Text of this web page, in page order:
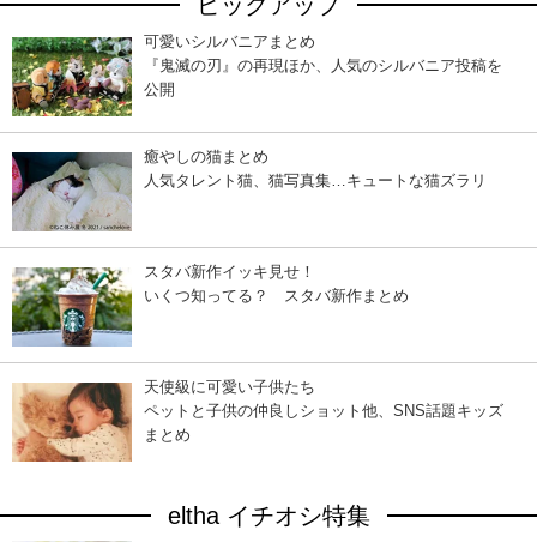
可愛いシルバニアまとめ
『鬼滅の刃』の再現ほか、人気のシルバニア投稿を
公開
癒やしの猫まとめ
人気タレント猫、猫写真集…キュートな猫ズラリ
スタバ新作イッキ見せ！
いくつ知ってる？ スタバ新作まとめ
天使級に可愛い子供たち
ペットと子供の仲良しショット他、SNS話題キッズ
まとめ
eltha イチオシ特集